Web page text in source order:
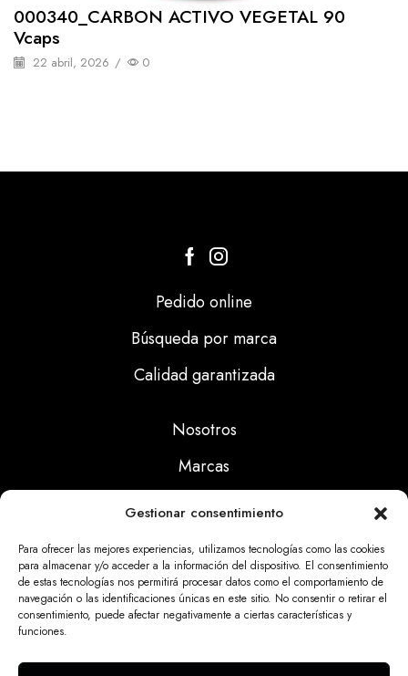
Gestionar consentimiento
Para ofrecer las mejores experiencias, utilizamos tecnologías como las cookies
para almacenar y/o acceder a la información del dispositivo. El consentimiento
de estas tecnologías nos permitirá procesar datos como el comportamiento de
navegación o las identificaciones únicas en este sitio. No consentir o retirar el
consentimiento, puede afectar negativamente a ciertas características y
funciones.
000340_CARBON ACTIVO VEGETAL 90
Vcaps
22 abril, 2026 / 0
Pedido online
Búsqueda por marca
Calidad garantizada
Nosotros
Marcas
Noticias
Aviso Legal
Politicas Cookies